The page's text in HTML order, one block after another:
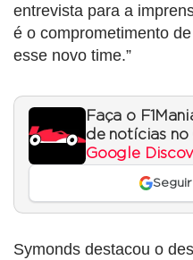
entrevista para a
é o comprometimento
esse novo time.”
Faça o
de notícias no
Google
Symonds destacou o